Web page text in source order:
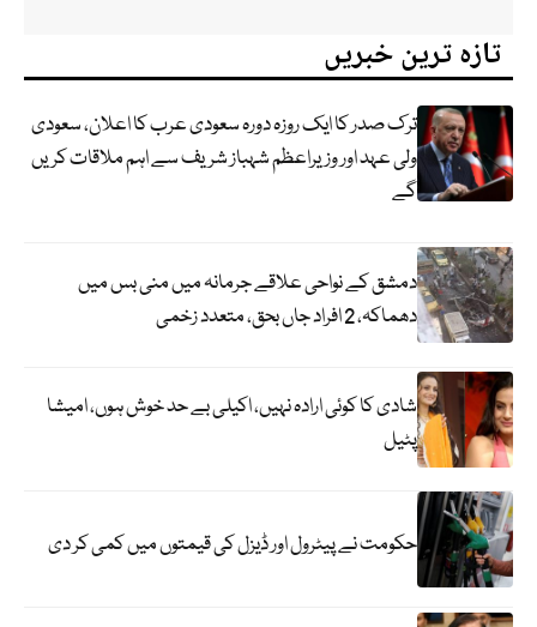
تازہ ترین خبریں
ترک صدر کا ایک روزہ دورہ سعودی عرب کا اعلان، سعودی
ولی عہد اور وزیراعظم شہباز شریف سے اہم ملاقات کریں
گے
دمشق کے نواحی علاقے جرمانہ میں منی بس میں
دھماکہ، 2 افراد جاں بحق، متعدد زخمی
شادی کا کوئی ارادہ نہیں، اکیلی بے حد خوش ہوں، امیشا
پٹیل
حکومت نے پیٹرول اور ڈیزل کی قیمتوں میں کمی کر دی